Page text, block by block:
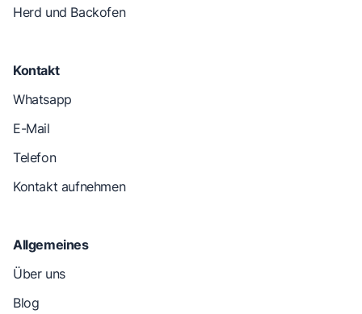
Herd und Backofen
Kontakt
Whatsapp
E-Mail
Telefon
Kontakt aufnehmen
Allgemeines
Über uns
Blog